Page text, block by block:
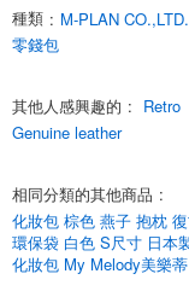
[Navy]*[Black]*[Off-white].
這三種顏色是[海軍]*[黑色
[新復古][昭和復古][文具
種類 : M-PLAN CO.,LTD.
零錢包
其他人感興趣的 : Retro
Genuine leather
相同分類的其他商品 :
化妝包 棕色 燕子 抱枕
環保袋 白色 S尺寸 日本
化妝包 My Melody美樂